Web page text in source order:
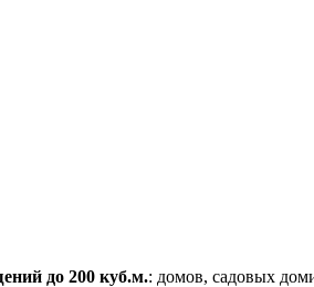
до 200 куб.м.: домов, садовых